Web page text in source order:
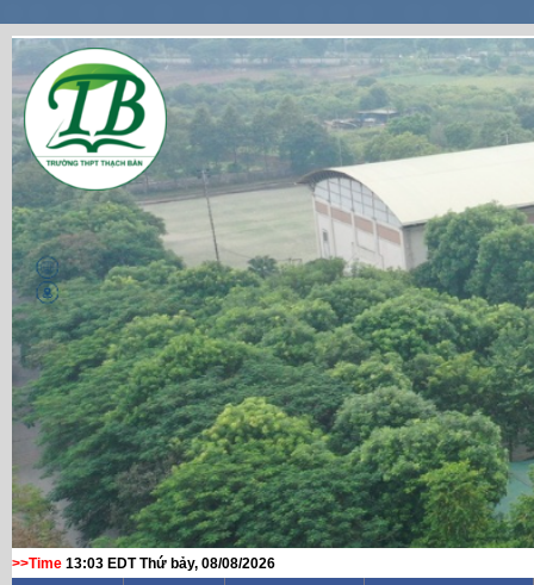
>>Time 13:03 EDT Thứ bảy, 08/08/2026